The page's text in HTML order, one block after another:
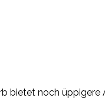
bietet noch